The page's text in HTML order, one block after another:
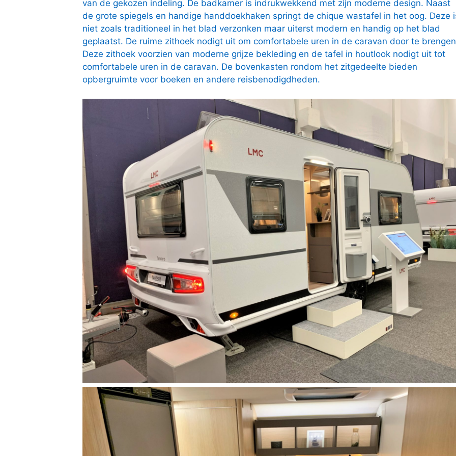
van de gekozen indeling. De badkamer is indrukwekkend met zijn moderne design. Naast
de grote spiegels en handige handdoekhaken springt de chique wastafel in het oog. Deze
niet zoals traditioneel in het blad verzonken maar uiterst modern en handig op het blad
geplaatst. De ruime zithoek nodigt uit om comfortabele uren in de caravan door te
Deze zithoek voorzien van moderne grijze bekleding en de tafel in houtlook nodigt uit tot
comfortabele uren in de caravan. De bovenkasten rondom het zitgedeelte bieden
opbergruimte voor boeken en andere reisbenodigdheden.